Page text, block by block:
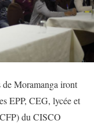
de Moramanga iront
EPP, CEG, lycée et
du CISCO